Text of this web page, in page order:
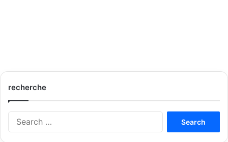
recherche